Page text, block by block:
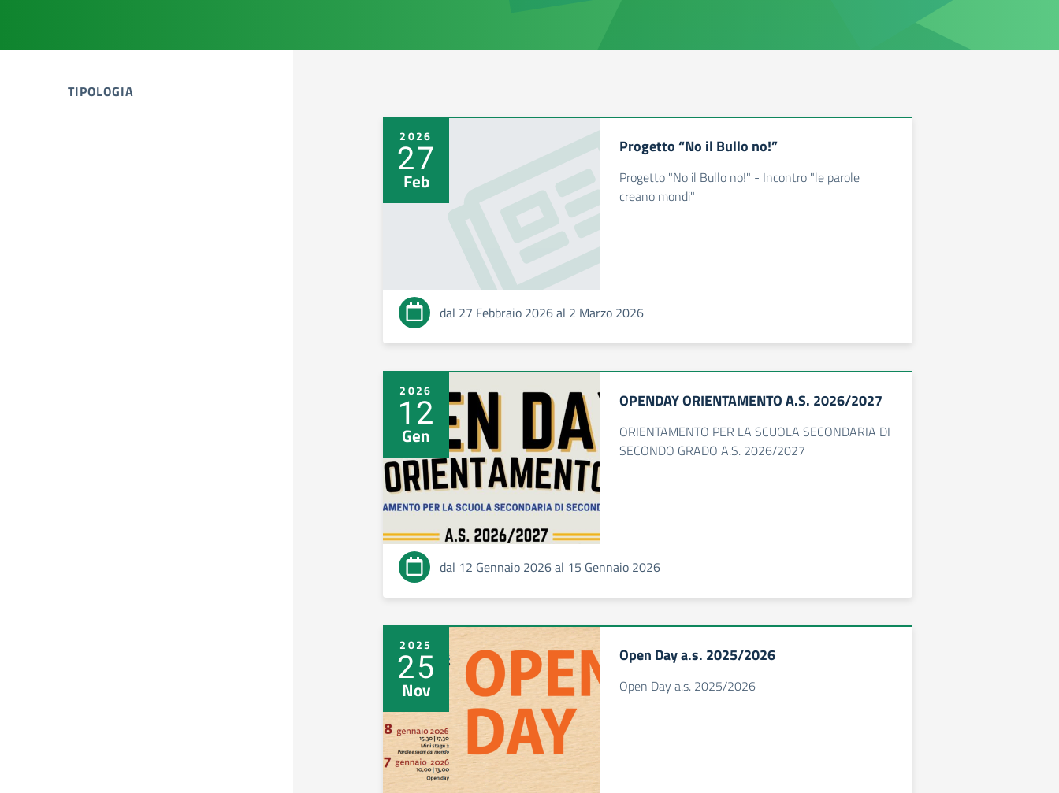
TIPOLOGIA
2026
27
Feb
Progetto “No il Bullo no!”
Progetto "No il Bullo no!" - Incontro "le parole
creano mondi"
dal 27 Febbraio 2026 al 2 Marzo 2026
2026
12
Gen
OPENDAY ORIENTAMENTO A.S. 2026/2027
ORIENTAMENTO PER LA SCUOLA SECONDARIA DI
SECONDO GRADO A.S. 2026/2027
dal 12 Gennaio 2026 al 15 Gennaio 2026
2025
25
Nov
Open Day a.s. 2025/2026
Open Day a.s. 2025/2026